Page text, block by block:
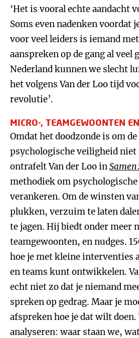
‘Het is vooral echte aandacht
Soms even nadenken voordat
voor veel leiders is iemand
aanspreken op de gang al veel
Nederland kunnen we slecht
het volgens Van der Loo tijd
revolutie’.
MICRO-, TEAMGEWOONTEN
Omdat het doodzonde is om
psychologische veiligheid niet
ontrafelt Van der Loo inSamen
methodiek om
verankeren. Om de winsten
plukken, verzuim te laten
te jagen. Hij biedt onder meer
teamgewoonten, en nudges.
hoe je met kleine interventies
en teams kunt ontwikkelen.
echt niet zo dat je niemand
spreken op gedrag. Maar je
afspreken hoe je dat wilt doen.
analyseren: waar staan we,